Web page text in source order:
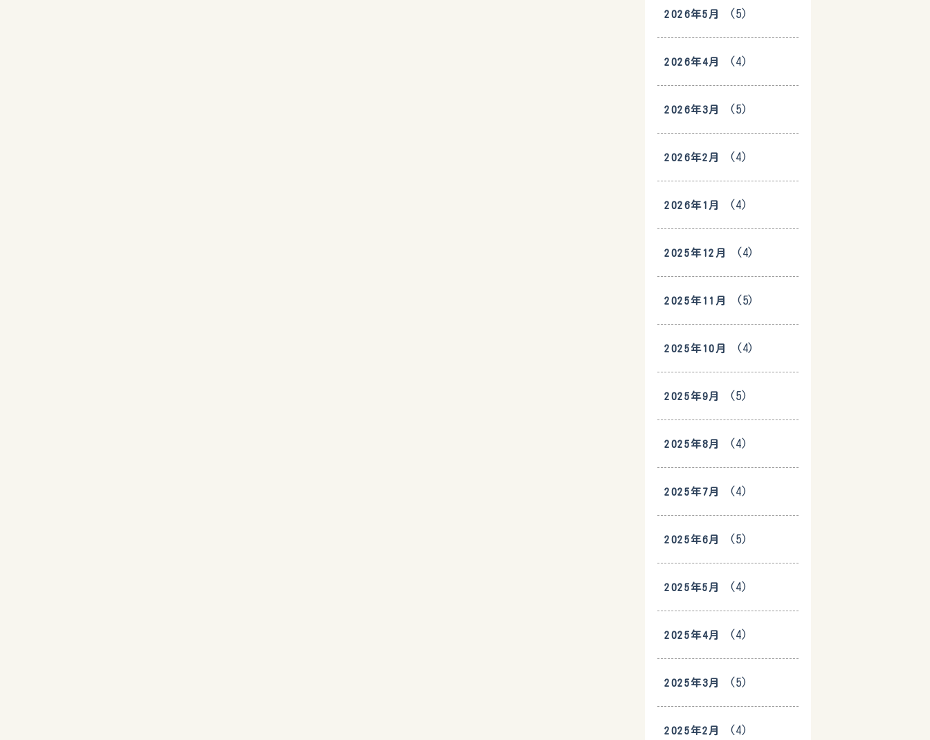
2026年5月 (5)
2026年4月 (4)
2026年3月 (5)
2026年2月 (4)
2026年1月 (4)
2025年12月 (4)
2025年11月 (5)
2025年10月 (4)
2025年9月 (5)
2025年8月 (4)
2025年7月 (4)
2025年6月 (5)
2025年5月 (4)
2025年4月 (4)
2025年3月 (5)
2025年2月 (4)